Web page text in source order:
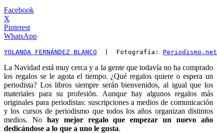
Facebook
X
Pinterest
WhatsApp
YOLANDA FERNÁNDEZ BLANCO |  Fotografía: Periodismo.net
La Navidad está muy cerca y a la gente que todavía no ha comprado
los regalos se le agota el tiempo. ¿Qué regalos quiere o espera un
periodista? Los libros siempre serán bienvenidos, al igual que los
materiales para su profesión. Aunque hay algunos regalos más
originales para periodistas: suscripciones a medios de comunicación
y los cursos de periodismo que todos los años organizan distintos
medios. Nohay mejor regalo que empezar un nuevo año
dedicándose a lo que a uno le gusta.